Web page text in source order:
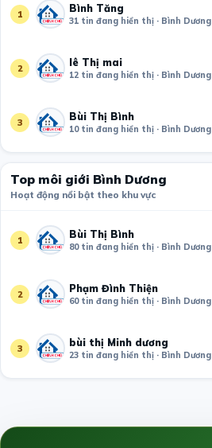
1 Bình Tăng
31 tin đang hiển thị · Bình Dương
2 lê Thị mai
12 tin đang hiển thị · Bình Dương
3 Bùi Thị Bình
10 tin đang hiển thị · Bình Dương
Top môi giới Bình Dương
Hoạt động nổi bật theo khu vực
1 Bùi Thị Bình
80 tin đang hiển thị · Bình Dương
2 Phạm Đình Thiện
60 tin đang hiển thị · Bình Dương
3 bùi thị Minh dương
23 tin đang hiển thị · Bình Dương